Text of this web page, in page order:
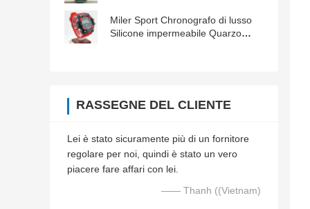
Miler Sport Chronografo di lusso
Silicone impermeabile Quarzo
RASSEGNE DEL CLIENTE
Lei è stato sicuramente più di un fornitore
regolare per noi, quindi è stato un vero
piacere fare affari con lei.
—— Thanh ((Vietnam)